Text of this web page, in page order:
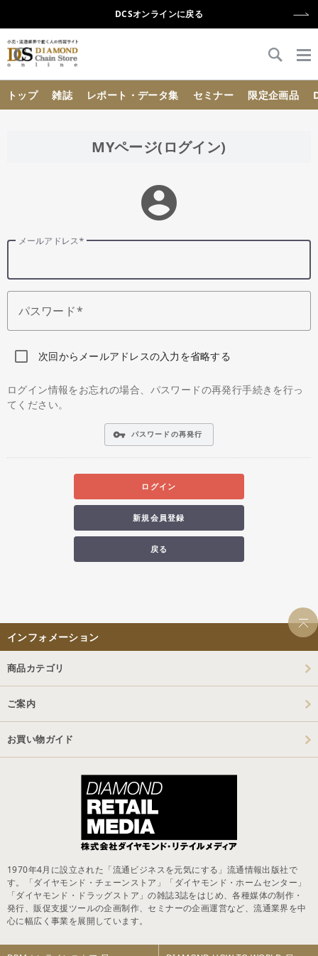
DCSオンラインに戻る
トップ 雑誌 レポート・データ集 セミナー 限定企画品
MYページ(ログイン)
account_circle
メールアドレス
パスワード
次回からメールアドレスの入力を省略する
ログイン情報をお忘れの場合、パスワードの再発行手続きを行っ
てください。
vpn_key パスワードの再発行
ログイン
新規会員登録
戻る
インフォメーション
商品カテゴリ
ご案内
お買い物ガイド
1970年4月に設立された「流通ビジネスを元気にする」流通情報出版社で
す。「ダイヤモンド・チェーンストア」「ダイヤモンド・ホームセンター」
「ダイヤモンド・ドラッグストア」の雑誌3誌をはじめ、各種媒体の制作・
発行、販促支援ツールの企画制作、セミナーの企画運営など、流通業界を中
心に幅広く事業を展開しています。